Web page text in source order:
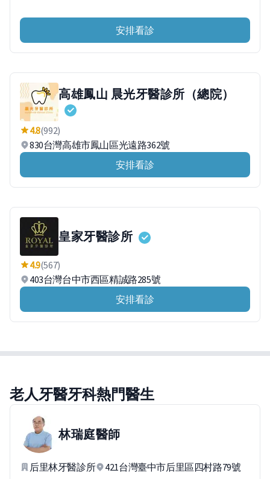
安排看診
高雄鳳山 晨光牙醫診所（總院）
4.8(992)
830台灣高雄市鳳山區光遠路362號
安排看診
皇家牙醫診所
4.9(567)
403台灣台中市西區精誠路285號
安排看診
老人牙醫牙科熱門醫生
林瑞庭醫師
后里林牙醫診所 421台灣臺中市后里區四村路79號